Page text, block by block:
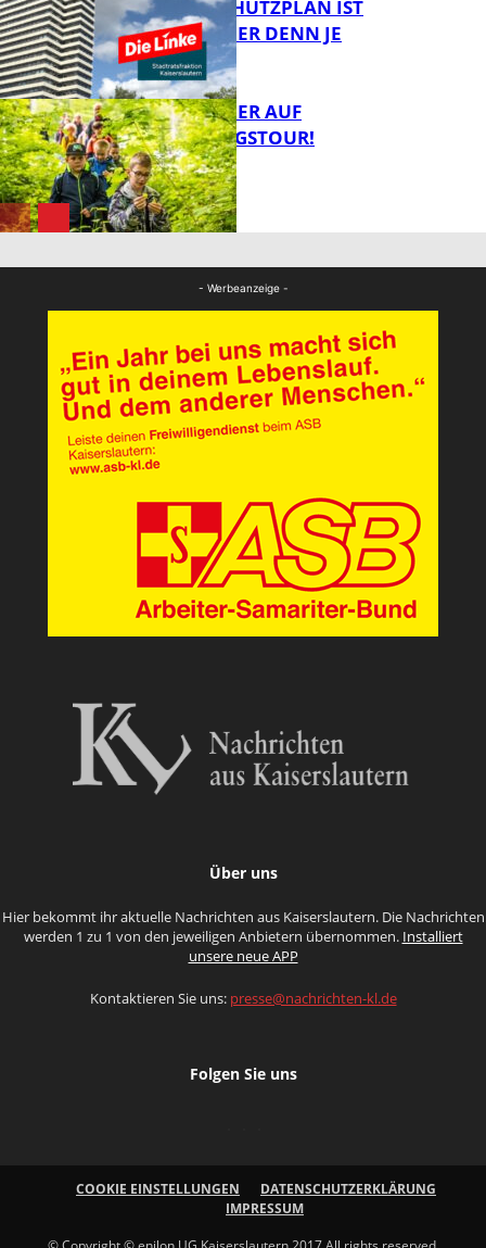
FB Gesundheit
FB News
EIN HITZESCHUTZPLAN IST
NOTWENDIGER DENN JE
MIT DEM JÄGER AUF
ENTDECKUNGSTOUR!
- Werbeanzeige -
Über uns
Hier bekommt ihr aktuelle Nachrichten aus Kaiserslautern. Die Nachrichten
werden 1 zu 1 von den jeweiligen Anbietern übernommen. Installiert
unsere neue APP
Kontaktieren Sie uns: presse@nachrichten-kl.de
Folgen Sie uns
COOKIE EINSTELLUNGEN
DATENSCHUTZERKLÄRUNG
IMPRESSUM